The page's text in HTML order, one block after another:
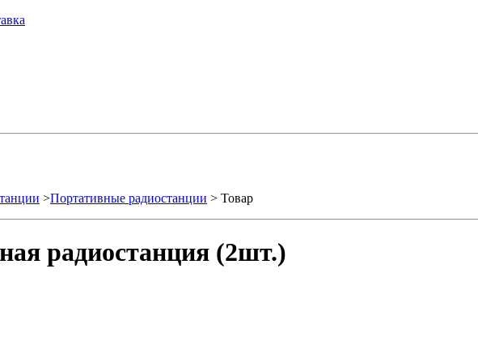
>Портативные радиостанции > Товар
радиостанция (2шт.)